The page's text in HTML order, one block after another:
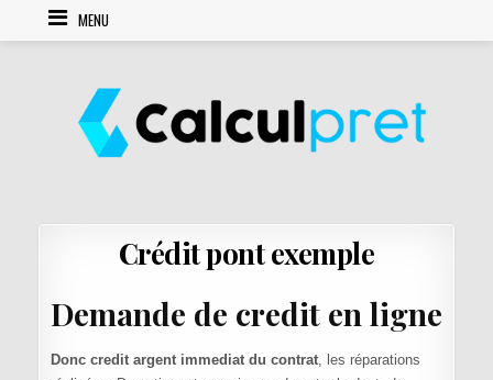
Skip to contentMENU
Crédit pont exemple
Demande de credit en ligne
Donc credit argent immediat du contrat, les réparations